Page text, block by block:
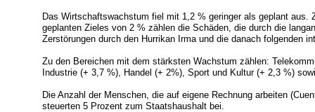
Das Wirtschaftswachstum fiel mit 1,2 % geringer als geplant aus.
geplanten Zieles von 2 % zählen die Schäden, die durch die
Zerstörungen durch den Hurrikan Irma und die danach folgenden
Zu den Bereichen mit dem stärksten Wachstum zählen:
Industrie (+ 3,7 %), Handel (+ 2%), Sport und Kultur (+ 2,3 %)
Die Anzahl der Menschen, die auf eigene Rechnung arbeiten
steuerten 5 Prozent zum Staatshaushalt bei.